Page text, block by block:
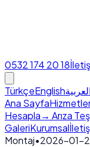
0532 174 20 18
TürkçeEnglishالعربية
Ana Sayfa
Hesapla→ Arıza
GaleriKurumsal
Montaj•2026-01-